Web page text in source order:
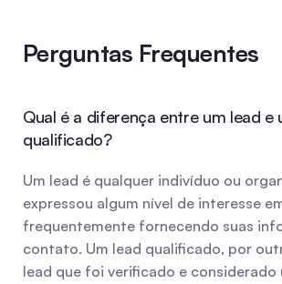
Perguntas Frequentes
Qual é a diferença entre um lead e
qualificado?
Um lead é qualquer indivíduo ou
expressou algum nível de interesse
frequentemente fornecendo suas
contato. Um lead qualificado, por
lead que foi verificado e considerado